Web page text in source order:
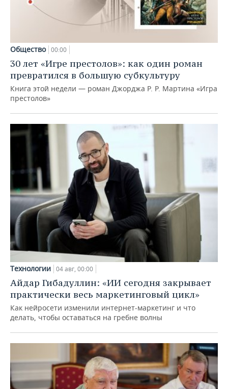
Общество 00:00
30 лет «Игре престолов»: как один роман
превратился в большую субкультуру
Книга этой недели — роман Джорджа Р. Р. Мартина «Игра
престолов»
Технологии 04 авг, 00:00
Айдар Гибадуллин: «ИИ сегодня закрывает
практически весь маркетинговый цикл»
Как нейросети изменили интернет-маркетинг и что
делать, чтобы оставаться на гребне волны